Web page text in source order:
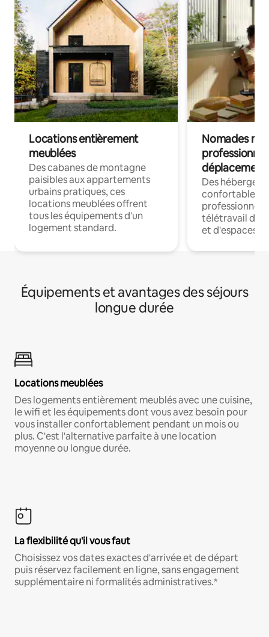
Locations entièrement
meublées
Des cabanes de montagne
paisibles aux appartements
urbains pratiques, ces
locations meublées offrent
tous les équipements d'un
logement standard.
Nomades
déplacement
Des
confortables
professionnels
télétravail
et d'espaces
Équipements et avantages des séjours
longue durée
Locations meublées
Des logements entièrement meublés avec une cuisine,
le wifi et les équipements dont vous avez besoin pour
vous installer confortablement pendant un mois ou
plus. C'est l'alternative parfaite à une location
moyenne ou longue durée.
La flexibilité qu'il vous faut
Choisissez vos dates exactes d'arrivée et de départ
puis réservez facilement en ligne, sans engagement
supplémentaire ni formalités administratives.*